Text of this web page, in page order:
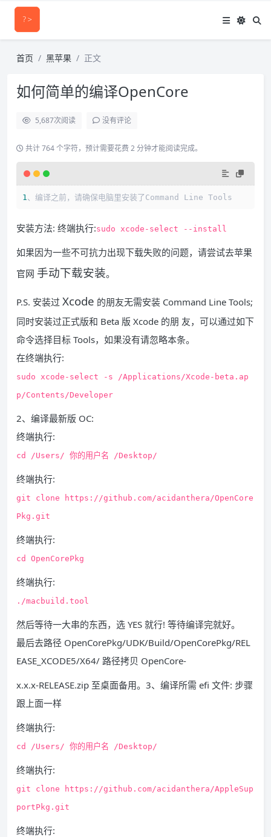
首页 黑苹果 正文
如何简单的编译OpenCore
5,687次阅读 没有评论
共计 764 个字符，预计需要花费 2 分钟才能阅读完成。
1
安装方法: 终端执行:sudo xcode-select --install
如果因为一些不可抗力出现下载失败的问题，请尝试去苹果
官网 手动下载安装。
P.S. 安装过 Xcode 的朋友无需安装 Command Line Tools;
同时安装过正式版和 Beta 版 Xcode 的朋 友，可以通过如下
命令选择目标 Tools，如果没有请忽略本条。
在终端执行:
sudo xcode-select -s /Applications/Xcode-beta.ap
p/Contents/Developer
2、编译最新版 OC:
终端执行:
cd /Users/ 你的用户名 /Desktop/
终端执行:
git clone https://github.com/acidanthera/OpenCore
Pkg.git
终端执行:
cd OpenCorePkg
终端执行:
./macbuild.tool
然后等待一大串的东⻄，选 YES 就行! 等待编译完就好。
最后去路径 OpenCorePkg/UDK/Build/OpenCorePkg/REL
EASE_XCODE5/X64/ 路径拷⻉ OpenCore-
x.x.x-RELEASE.zip 至桌面备用。3、编译所需 efi 文件: 步骤
跟上面一样
终端执行:
cd /Users/ 你的用户名 /Desktop/
终端执行:
git clone https://github.com/acidanthera/AppleSup
portPkg.git
终端执行: